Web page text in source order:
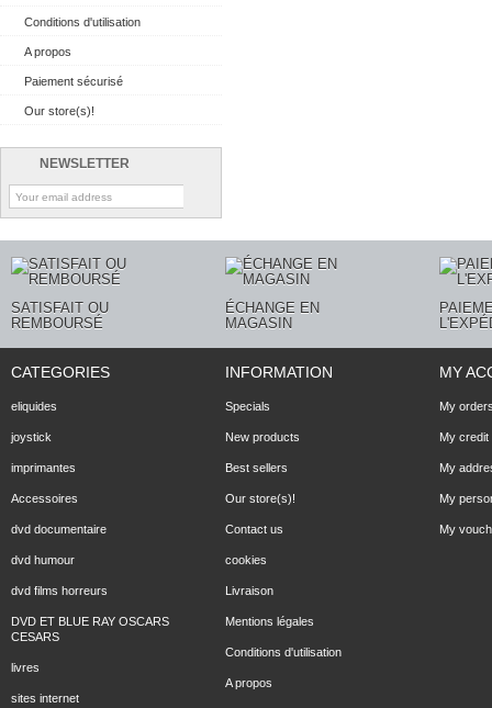
Conditions d'utilisation
A propos
Paiement sécurisé
Our store(s)!
NEWSLETTER
SATISFAIT OU
REMBOURSÉ
ÉCHANGE EN
MAGASIN
CATEGORIES
eliquides
joystick
imprimantes
Accessoires
dvd documentaire
dvd humour
dvd films horreurs
DVD ET BLUE RAY OSCARS
CESARS
livres
sites internet
INFORMATION
Specials
New products
Best sellers
Our store(s)!
Contact us
cookies
Livraison
Mentions légales
Conditions d'utilisation
A propos
MY
My
My credit
My
My
My